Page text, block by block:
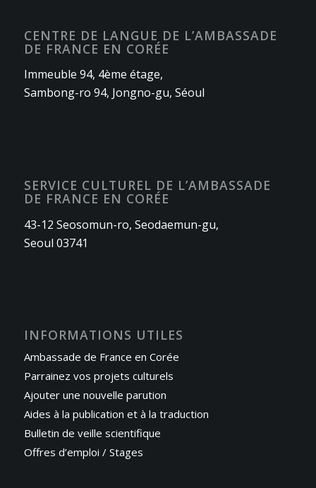
CENTRE DE LANGUE DE L’AMBASSADE
DE FRANCE EN CORÉE
Immeuble 94, 4ème étage,
Sambong-ro 94, Jongno-gu, Séoul
SERVICE CULTUREL DE L’AMBASSADE
DE FRANCE EN CORÉE
43-12 Seosomun-ro, Seodaemun-gu,
Seoul 03741
INFORMATIONS UTILES
Ambassade de France en Corée
Parrainez vos projets culturels
Ajouter une nouvelle parution
Aides à la publication et à la traduction
Bulletin de veille scientifique
Offres d’emploi / Stages